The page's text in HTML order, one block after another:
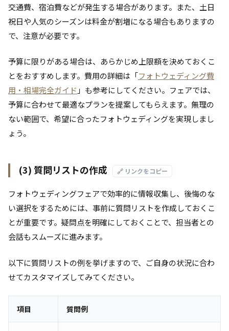
交通費、宿泊費などが発生する場合があります。また、土日
祝日や人気のシーズンは料金が割増になる場合もありますの
で、注意が必要です。
予算に限りがある場合は、あらかじめ上限額を決めておくこ
とをおすすめします。費用の詳細は「フォトウェディング費
用・相場完全ガイド 」も参考にしてください。フェアでは、
予算に合わせて最適なプランを提案してもらえます。無理の
ない範囲で、希望に合ったフォトウェディングを実現しまし
ょう。
(3) 質問リストの作成 🔗 リンクをコピー
フォトウェディングフェアで効率的に情報収集し、後悔のな
い選択をするためには、事前に質問リストを作成しておくこ
とが重要です。疑問点を明確にしておくことで、担当者との
会話もスムーズに進みます。
以下に質問リストの例を挙げますので、ご自身の状況に合わ
せてカスタマイズしてみてください。
項目 質問例